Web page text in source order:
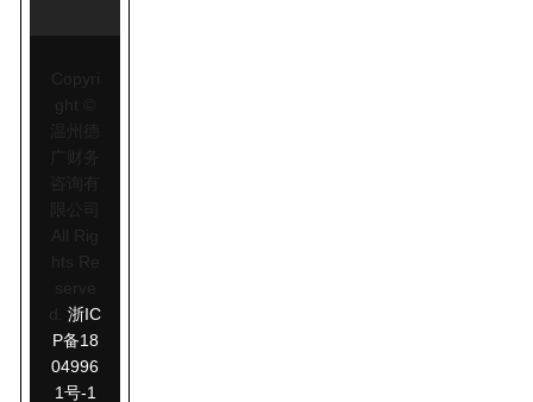
咨询有
All Rig
hts Re
d.浙IC
P备18
04996
1号-1